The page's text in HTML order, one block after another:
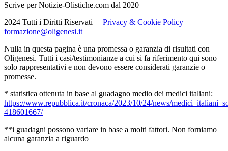
Scrive per Notizie-Olistiche.com dal 2020
2024 Tutti i Diritti Riservati – Privacy & Cookie Policy –
formazione@oligenesi.it
Nulla in questa pagina è una promessa o garanzia di risultati con
Oligenesi. Tutti i casi/testimonianze a cui si fa riferimento qui sono
solo rappresentativi e non devono essere considerati garanzie o
promesse.
* statistica ottenuta in base al guadagno medio dei medici italiani:
https://www.repubblica.it/cronaca/2023/10/24/news/
418601667/
**i guadagni possono variare in base a molti fattori. Non forniamo
alcuna garanzia a riguardo